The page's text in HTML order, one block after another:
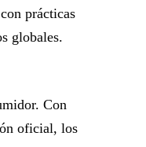
prácticas
globales.
Con
oficial, los